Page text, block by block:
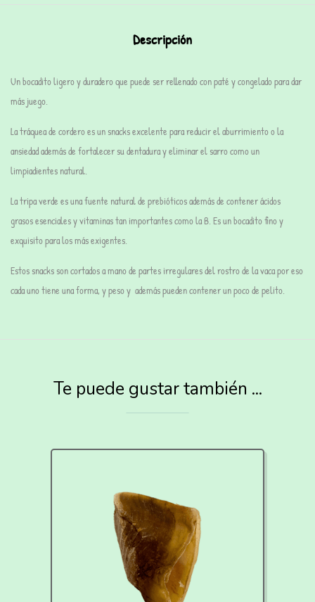
Descripción
Un bocadito ligero y duradero que puede ser rellenado con paté y congelado para dar
más juego.
La tráquea de cordero es un snacks excelente para reducir el aburrimiento o la
ansiedad además de fortalecer su dentadura y eliminar el sarro como un
limpiadientes natural.
La tripa verde es una fuente natural de prebióticos además de contener ácidos
grasos esenciales y vitaminas tan importantes como la B. Es un bocadito fino y
exquisito para los más exigentes.
Estos snacks son cortados a mano de partes irregulares del rostro de la vaca por eso
cada uno tiene una forma, y peso y además pueden contener un poco de pelito.
Te puede gustar también ...